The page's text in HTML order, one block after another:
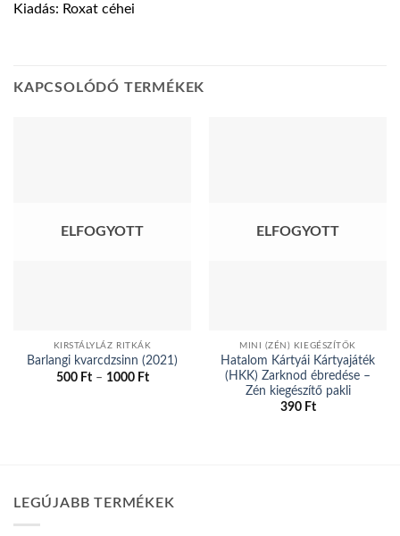
Kiadás: Roxat céhei
KAPCSOLÓDÓ TERMÉKEK
ELFOGYOTT
KIRSTÁLYLÁZ RITKÁK
Barlangi kvarcdzsinn (2021)
500 Ft – 1000 FtÁrtartomány:
A
ELFOGYOTT
MINI (ZÉN) KIEGÉSZÍTŐK
Hatalom Kártyái Kártyajáték
(HKK) Zarknod ébredése –
Zén kiegészítő pakli
390 Ft
LEGÚJABB TERMÉKEK